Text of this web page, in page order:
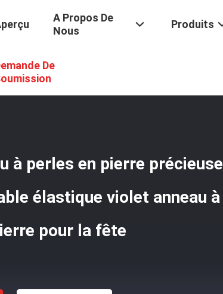
A Propos De
Nous
Produits
De
En Pierres Précieuses Faits À La Main
à perles en pierre
élastique violet anneau à
pour la fête